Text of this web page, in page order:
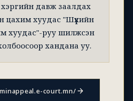
давж заалдах
цахим хуудас "Шүүхийн
хуудас"-руу шилжсэн
хандана уу.
court.mn/